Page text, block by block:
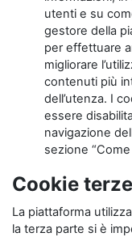
utenti e su
gestore della
per effettuare
migliorare
contenuti più
dell’utenza. I
essere
navigazione
sezione
Cookie
La piattaforma
la terza parte si è